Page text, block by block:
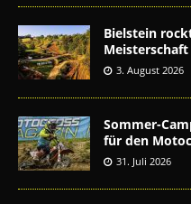
Bielstein
Meisterschaft
3. August 2026
Sommer-
für den
31. Juli 2026